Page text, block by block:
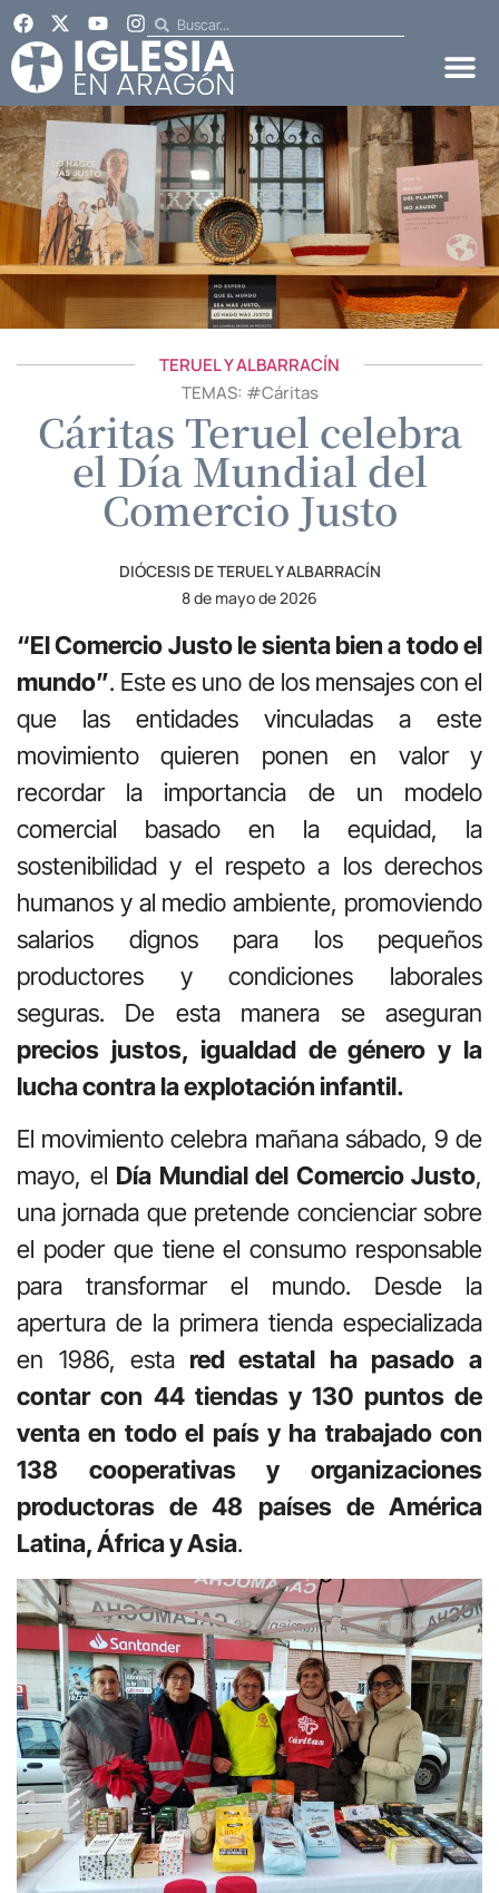
TERUEL Y ALBARRACÍN
TEMAS: #Cáritas
Cáritas Teruel celebra
el Día Mundial del
Comercio Justo
DIÓCESIS DE TERUEL Y ALBARRACÍN
8 de mayo de 2026
“El Comercio Justo le sienta bien a todo el
mundo”. Este es uno de los mensajes con el
que las entidades vinculadas a este
movimiento quieren ponen en valor y
recordar la importancia de un modelo
comercial basado en la equidad, la
sostenibilidad y el respeto a los derechos
humanos y al medio ambiente, promoviendo
salarios dignos para los pequeños
productores y condiciones laborales
seguras. De esta manera se aseguran
precios justos, igualdad de género y la
lucha contra la explotación infantil.
El movimiento celebra mañana sábado, 9 de
mayo, el Día Mundial del Comercio Justo,
una jornada que pretende concienciar sobre
el poder que tiene el consumo responsable
para transformar el mundo. Desde la
apertura de la primera tienda especializada
en 1986, esta red estatal ha pasado a
contar con 44 tiendas y 130 puntos de
venta en todo el país y ha trabajado con
138 cooperativas y organizaciones
productoras de 48 países de América
Latina, África y Asia.